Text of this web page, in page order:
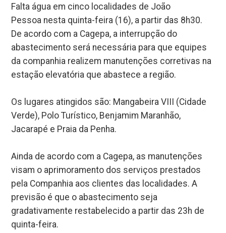
Falta água em cinco localidades de João
Pessoa nesta quinta-feira (16), a partir das 8h30.
De acordo com a Cagepa, a interrupção do
abastecimento será necessária para que equipes
da companhia realizem manutenções corretivas na
estação elevatória que abastece a região.
Os lugares atingidos são: Mangabeira VIII (Cidade
Verde), Polo Turístico, Benjamim Maranhão,
Jacarapé e Praia da Penha.
Ainda de acordo com a Cagepa, as manutenções
visam o aprimoramento dos serviços prestados
pela Companhia aos clientes das localidades. A
previsão é que o abastecimento seja
gradativamente restabelecido a partir das 23h de
quinta-feira.